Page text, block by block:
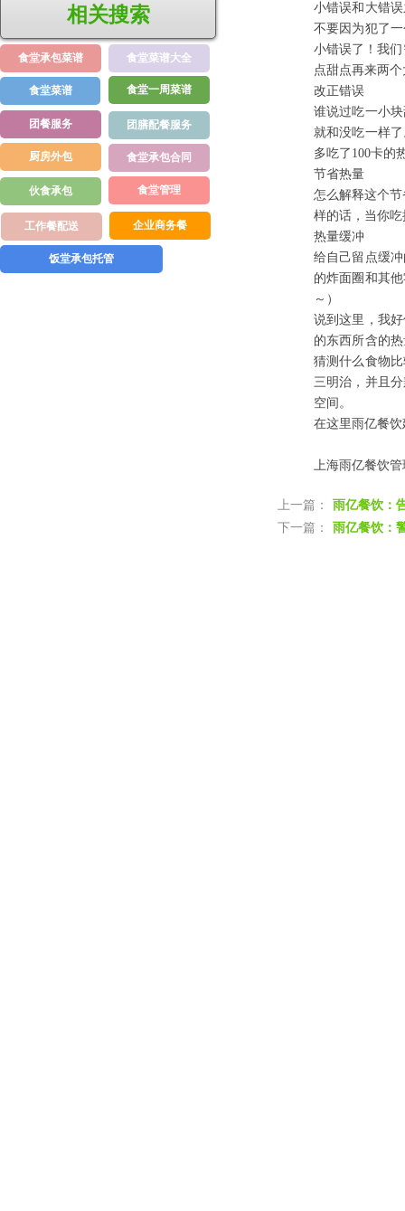
小错误和大错
不要因为犯了
小错误了！我
点甜点再来两
改正错误
谁说过吃一小
就和没吃一样
多吃了100卡的
节省热量
怎么解释这个
样的话，当你
热量缓冲
给自己留点缓
的炸面圈和其
～）
说到这里，我
的东西所含的
猜测什么食物
三明治，并且
空间。
在这里雨亿餐
上海雨亿餐饮
上一篇：
雨亿餐饮：
下一篇：
雨亿餐饮：
相关搜索
食堂菜谱大全
食堂承包菜谱
食堂一周菜谱
食堂菜谱
团餐服务 团膳配餐服务
厨房外包 食堂承包合同
食堂管理
伙食承包
企业商务餐
工作餐配送
饭堂承包托管